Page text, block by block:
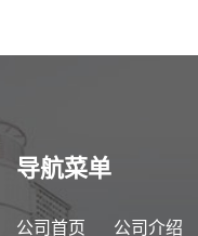
导航菜单
公司首页 公司介绍